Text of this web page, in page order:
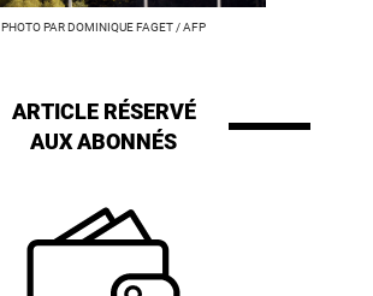
PHOTO PAR DOMINIQUE FAGET / AFP
ARTICLE RÉSERVÉ
AUX ABONNÉS